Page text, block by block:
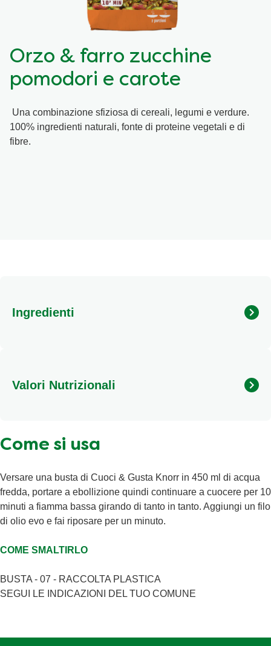
Ricette a base di cereali
Le ricette di Chiara Maci per Knorr
Consigli del mestiere
Orzo & farro zucchine
pomodori e carote
Una combinazione sfiziosa di cereali, legumi e verdure.
100% ingredienti naturali, fonte di proteine vegetali e di
fibre.
Ingredienti
disidratate in proporzione variabile (cipolle, carote, aglio,
farina di riso, SOIA, sale), olio extravergine di oliva (1%),
contenere sesamo.
Valori Nutrizionali
Grassi Totali
Sale
0,23g
Carboidrati
25g
Proteine
Come si usa
Versare una busta di Cuoci & Gusta Knorr in 450 ml di acqua
fredda, portare a ebollizione quindi continuare a cuocere per 10
minuti a fiamma bassa girando di tanto in tanto. Aggiungi un filo
di olio evo e fai riposare per un minuto.
COME SMALTIRLO
BUSTA - 07 - RACCOLTA PLASTICA
SEGUI LE INDICAZIONI DEL TUO COMUNE